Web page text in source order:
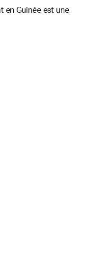
en Guinée est une